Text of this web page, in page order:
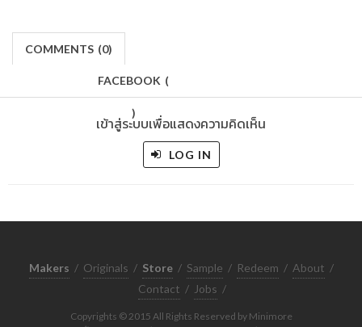
COMMENTS (0)
FACEBOOK (
)
เข้าสู่ระบบเพื่อแสดงความคิดเห็น
LOG IN
Makers / Originals / Store / Sample / Redeem / About /
Contact / Jobs /
Copyrights © 2015 All Rights Reserved by Minimore